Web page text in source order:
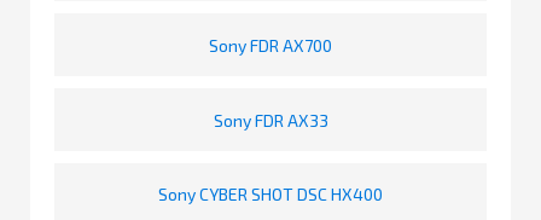
Sony FDR AX700
Sony FDR AX33
Sony CYBER SHOT DSC HX400